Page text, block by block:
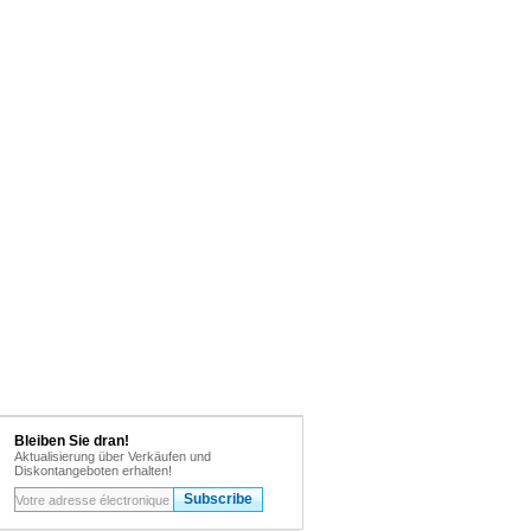
Bleiben Sie dran!
Aktualisierung über Verkäufen und
Diskontangeboten erhalten!